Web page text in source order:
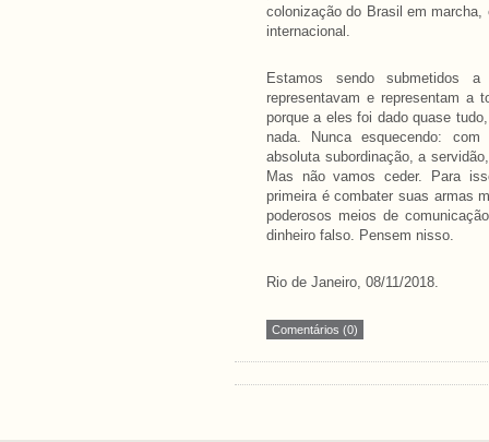
colonização do Brasil em
internacional.
Estamos sendo submetidos
representavam e representam a
porque a eles foi dado quase
nada. Nunca esquecendo:
absoluta subordinação, a
Mas não vamos ceder. Para
primeira é combater suas armas
poderosos meios de
dinheiro falso. Pensem nisso.
Rio de Janeiro, 08/11/2018.
Comentários (0)